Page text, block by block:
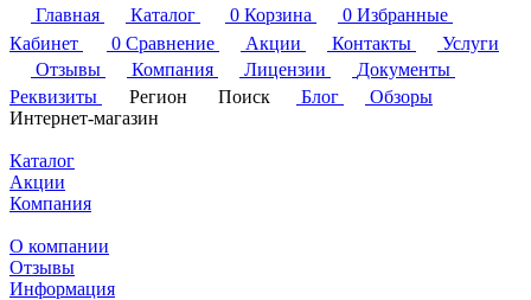
Главная
Каталог 0 Корзина 0 Избранные
Кабинет
0 Сравнение Акции Контакты
Услуги
Отзывы
Компания Лицензии
Документы
Реквизиты
Регион Поиск Блог
Обзоры
Интернет-магазин
Каталог
Акции
Компания
О компании
Отзывы
Информация